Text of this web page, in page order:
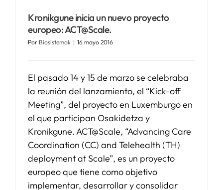
SERVICIOS
NOTICIAS
Kronikgune inicia un nuevo proyecto
europeo: ACT@Scale.
Por Biosistemak | 16 mayo 2016
El pasado 14 y 15 de marzo se celebraba
la reunión del lanzamiento, el “Kick-off
Meeting”, del proyecto en Luxemburgo en
el que participan Osakidetza y
Kronikgune. ACT@Scale, “Advancing Care
Coordination (CC) and Telehealth (TH)
deployment at Scale”, es un proyecto
europeo que tiene como objetivo
implementar, desarrollar y consolidar